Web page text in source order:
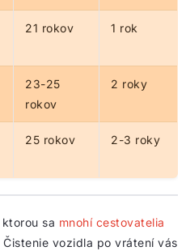
21 rokov 1 rok
23-25
rokov
2 roky
25 rokov 2-3 roky
sa mnohí cestovatelia
vozidla po vrátení vás